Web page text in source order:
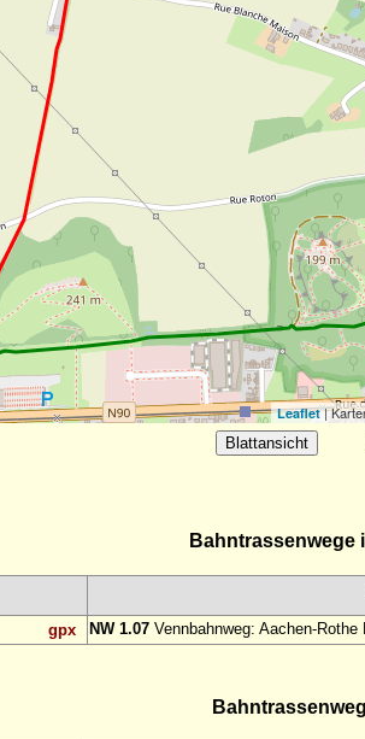
Leaflet|
Bahntrassenwege
gpx
NW 1.07 Vennbahnweg: Aachen-